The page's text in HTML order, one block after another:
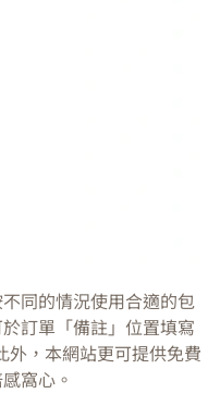
同的情況使用合適的包
訂單「備註」位置填寫
外，本網站更可提供免費
窩心。